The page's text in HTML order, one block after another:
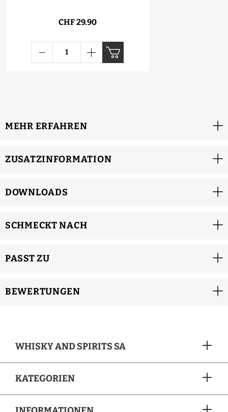
CHF 29.90
MEHR ERFAHREN
ZUSATZINFORMATION
DOWNLOADS
SCHMECKT NACH
PASST ZU
BEWERTUNGEN
WHISKY AND SPIRITS SA
KATEGORIEN